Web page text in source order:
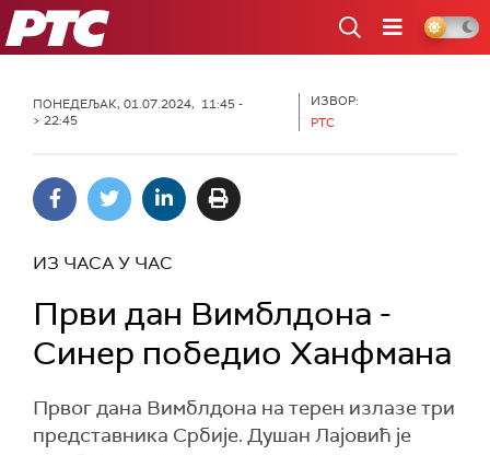
РТС
ПОНЕДЕЉАК, 01.07.2024, 11:45 -
> 22:45
ИЗВОР:
РТС
ИЗ ЧАСА У ЧАС
Први дан Вимблдона -
Синер победио Ханфмана
Првог дана Вимблдона на терен излазе три
представника Србије. Душан Лајовић је